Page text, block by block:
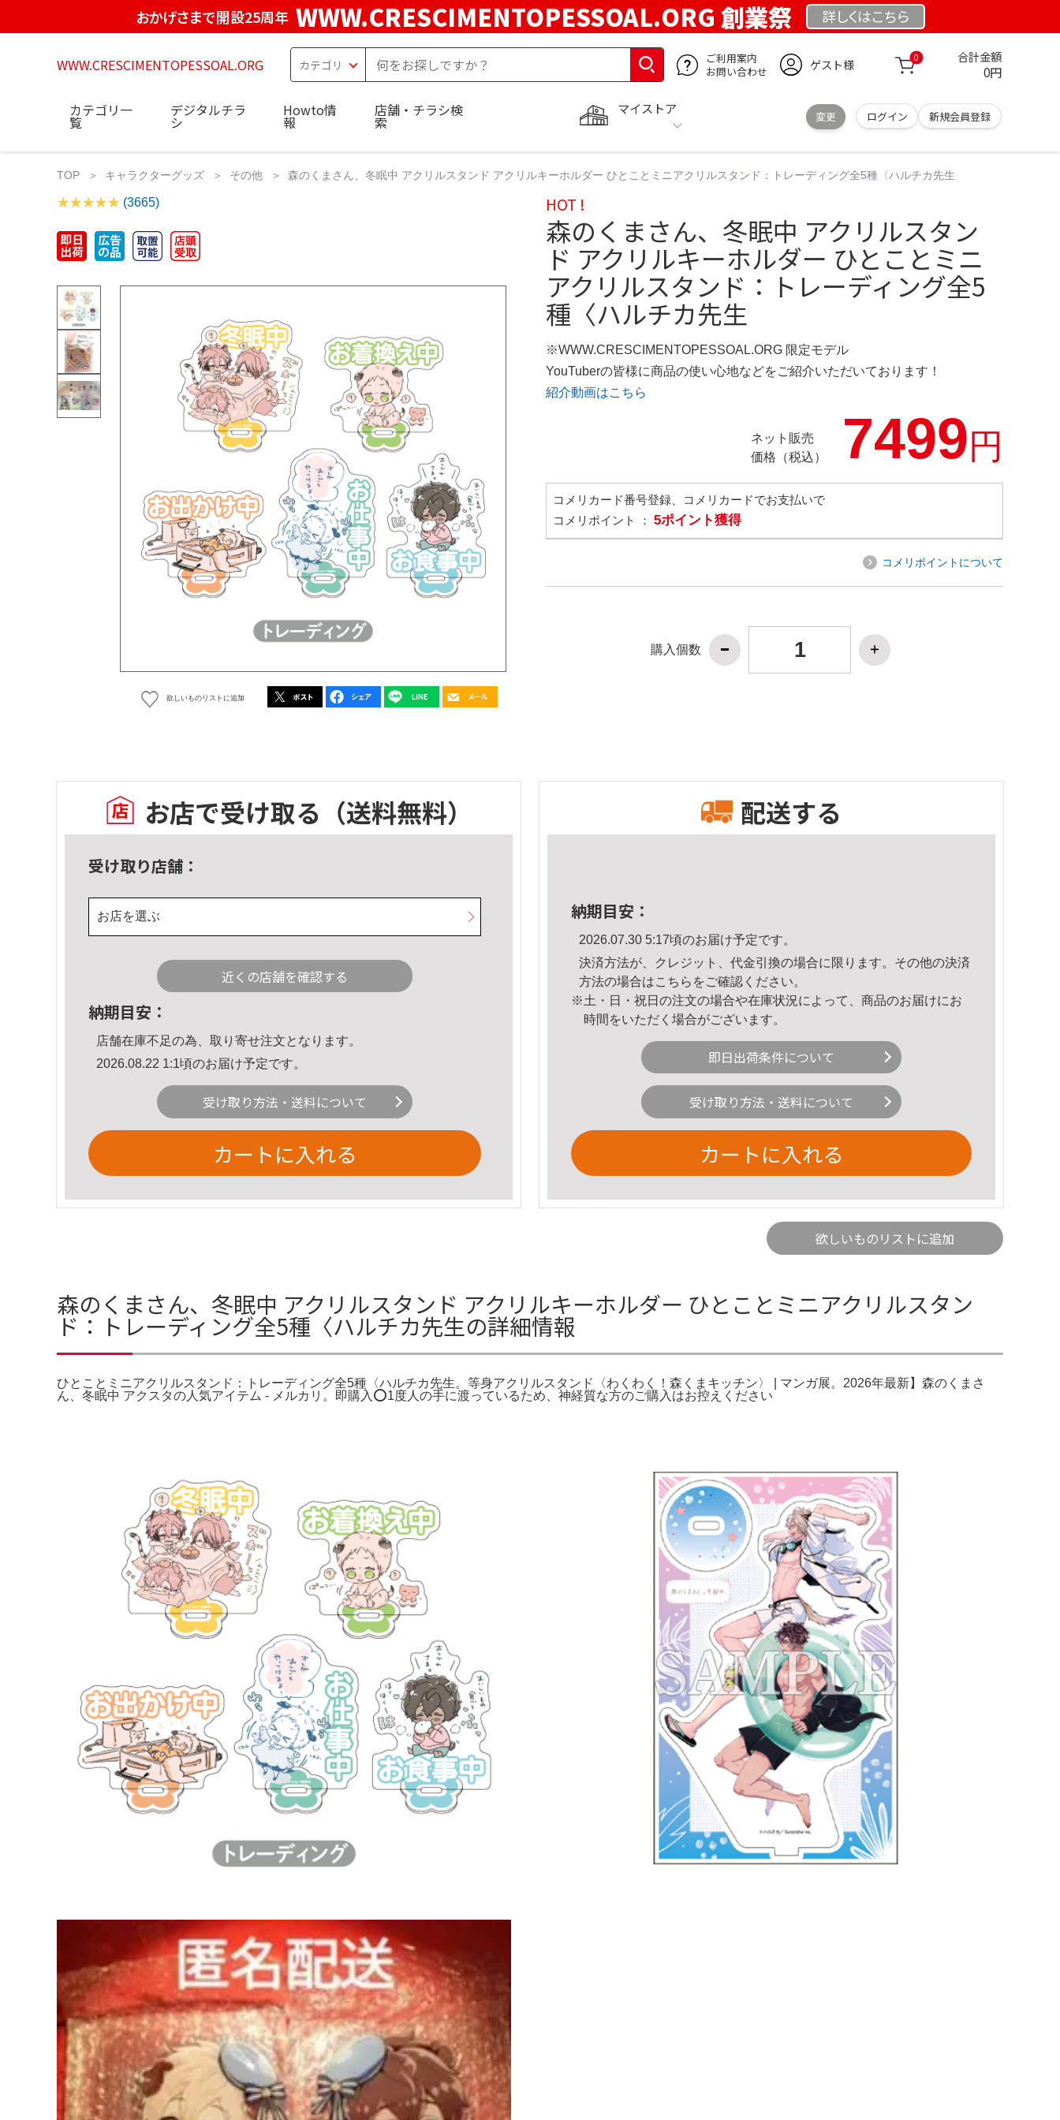
おかげさまで開設25周年 WWW.CRESCIMENTOPESSOAL.ORG 創業祭 詳しくはこちら
WWW.CRESCIMENTOPESSOAL.ORG
ご利用案内
お問い合わせ
ゲスト様 0 合計金額
0円
マイストア
変更 ログイン 新規会員登録
カテゴリ一
覧
デジタルチラ
シ
Howto情
報
店舗・チラシ検
索
TOP キャラクターグッズ その他 森のくまさん、冬眠中 アクリルスタンド アクリルキーホルダー ひとことミニアクリルスタンド：トレーディング全5種〈ハルチカ先生
(3665)
欲しいものリストに追加
HOT !
森のくまさん、冬眠中 アクリルスタン
ド アクリルキーホルダー ひとことミニ
アクリルスタンド：トレーディング全5
種〈ハルチカ先生
※WWW.CRESCIMENTOPESSOAL.ORG 限定モデル
YouTuberの皆様に商品の使い心地などをご紹介いただいております！
紹介動画はこちら
ネット販売
価格（税込）
7499円
コメリカード番号登録、コメリカードでお支払いで
コメリポイント ： 5ポイント獲得
コメリポイントについて
購入個数
お店で受け取る （送料無料）
受け取り店舗：
お店を選ぶ
近くの店舗を確認する
納期目安：
店舗在庫不足の為、取り寄せ注文となります。
2026.08.22 1:1頃のお届け予定です。
受け取り方法・送料について
カートに入れる
配送する
納期目安：
2026.07.30 5:17頃のお届け予定です。
決済方法が、クレジット、代金引換の場合に限ります。その他の決済
方法の場合はこちら をご確認ください。
※土・日・祝日の注文の場合や在庫状況によって、商品のお届けにお
時間をいただく場合がございます。
即日出荷条件について
受け取り方法・送料について
カートに入れる
欲しいものリストに追加
森のくまさん、冬眠中 アクリルスタンド アクリルキーホルダー ひとことミニアクリルスタン
ド：トレーディング全5種〈ハルチカ先生の詳細情報
ひとことミニアクリルスタンド：トレーディング全5種〈ハルチカ先生。等身アクリルスタンド〈わくわく！森くまキッチン〉 | マンガ展。2026年最新】森のくまさ
ん、冬眠中 アクスタの人気アイテム - メルカリ。即購入⭕️1度人の手に渡っているため、神経質な方のご購入はお控えください